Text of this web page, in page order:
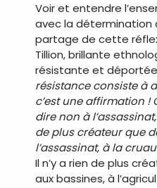
Voir et entendre
avec la détermination
partage de cette
Tillion, brillante
résistante et
résistance consiste à
c’est une affirmation !
dire non à
de plus créateur que
l’assassinat, à la
Il n’y a rien de plus
aux bassines, à